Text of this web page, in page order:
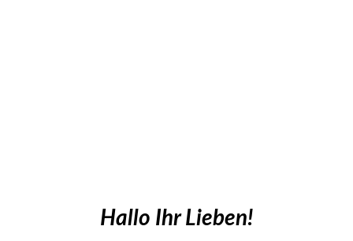
Hallo Ihr Lieben!